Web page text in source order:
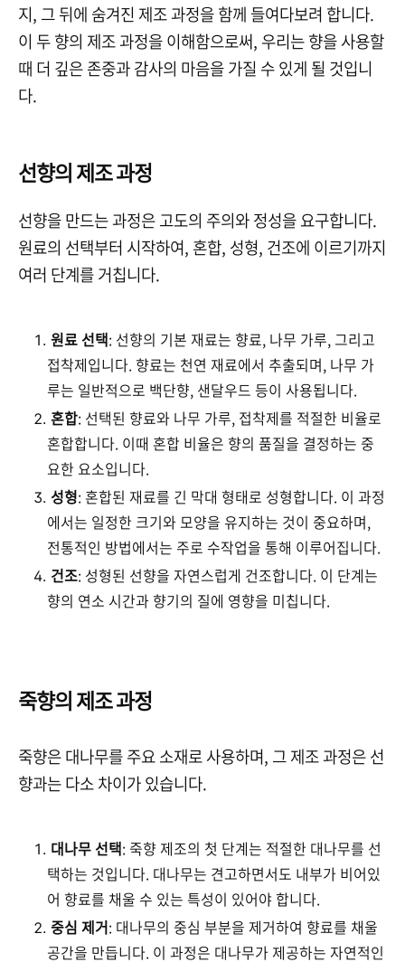
지, 그 뒤에 숨겨진 제조 과정을 함께 들여다보려 합니다.
이 두 향의 제조 과정을 이해함으로써, 우리는 향을 사용할
때 더 깊은 존중과 감사의 마음을 가질 수 있게 될 것입니
다.
선향의 제조 과정
선향을 만드는 과정은 고도의 주의와 정성을 요구합니다.
원료의 선택부터 시작하여, 혼합, 성형, 건조에 이르기까지
여러 단계를 거칩니다.
원료 선택: 선향의 기본 재료는 향료, 나무 가루, 그리고
접착제입니다. 향료는 천연 재료에서 추출되며, 나무 가
루는 일반적으로 백단향, 샌달우드 등이 사용됩니다.
혼합: 선택된 향료와 나무 가루, 접착제를 적절한 비율로
혼합합니다. 이때 혼합 비율은 향의 품질을 결정하는 중
요한 요소입니다.
성형: 혼합된 재료를 긴 막대 형태로 성형합니다. 이 과정
에서는 일정한 크기와 모양을 유지하는 것이 중요하며,
전통적인 방법에서는 주로 수작업을 통해 이루어집니다.
건조: 성형된 선향을 자연스럽게 건조합니다. 이 단계는
향의 연소 시간과 향기의 질에 영향을 미칩니다.
죽향의 제조 과정
죽향은 대나무를 주요 소재로 사용하며, 그 제조 과정은 선
향과는 다소 차이가 있습니다.
대나무 선택: 죽향 제조의 첫 단계는 적절한 대나무를 선
택하는 것입니다. 대나무는 견고하면서도 내부가 비어있
어 향료를 채울 수 있는 특성이 있어야 합니다.
중심 제거: 대나무의 중심 부분을 제거하여 향료를 채울
공간을 만듭니다. 이 과정은 대나무가 제공하는 자연적인